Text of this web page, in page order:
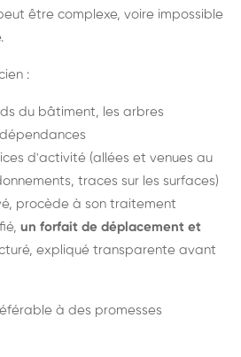
être complexe, voire impossible
:
du bâtiment, les arbres
d'activité (allées et venues au
traces sur les surfaces)
procède à son traitement
un forfait de déplacement et
expliqué transparente avant
à des promesses